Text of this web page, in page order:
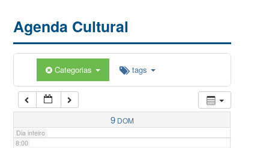
Agenda Cultural
Categorias tags
9 DOM
Dia inteiro
5:00
7:00
8:00